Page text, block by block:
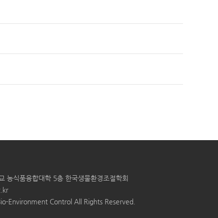
농식품융합대학 5층 한국생물환경조절학회
Environment Control All Rights Reserved.